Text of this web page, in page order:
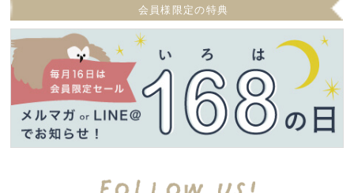
会員様限定の特典